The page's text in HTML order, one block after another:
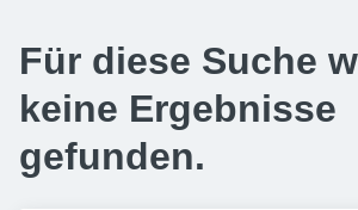
Für diese Suche
keine Ergebnisse
gefunden.